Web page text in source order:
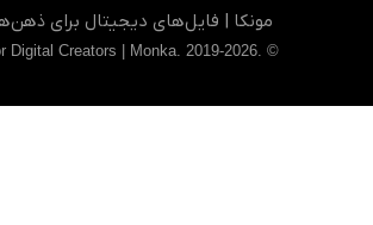
مونکا | فایل‌های دیجیتال برای
© .Crafted for Digital Creators | Monka. 2019-2026